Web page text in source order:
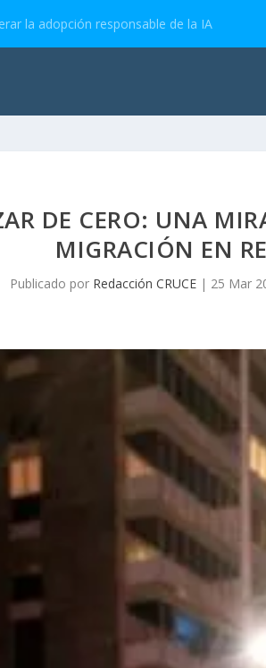
la adopción responsable de la IA
DE CERO: UNA
MIGRACIÓN EN
Publicado por Redacción CRUCE| 25 Mar